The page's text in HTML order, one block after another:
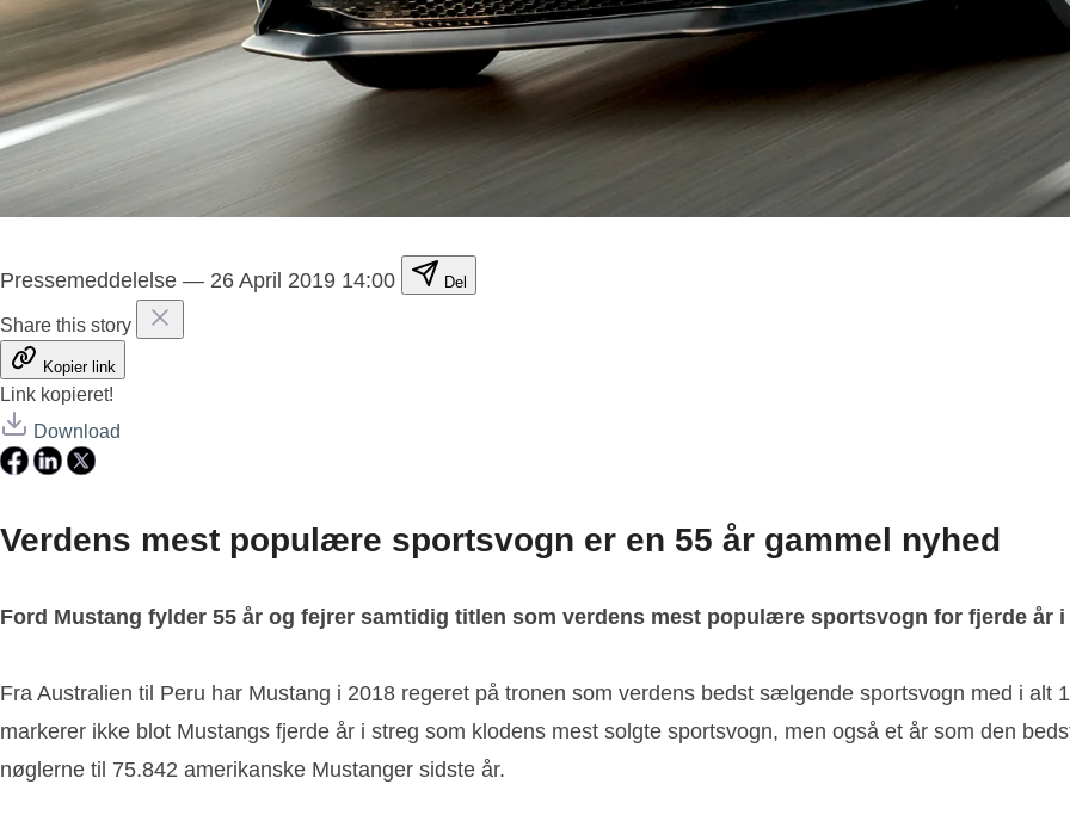
Pressemeddelelse — 26 April 2019 14:00 Del
Share this story
Kopier link
Link kopieret!
Download
Verdens mest populære sportsvogn er en 55 år gammel nyhed
Ford Mustang fylder 55 år og fejrer samtidig titlen som verdens mest populære sportsvogn for fjerde år
Fra Australien til Peru har Mustang i 2018 regeret på tronen som verdens bedst sælgende sportsvogn med i alt
markerer ikke blot Mustangs fjerde år i streg som klodens mest solgte sportsvogn, men også et år som den
nøglerne til 75.842 amerikanske Mustanger sidste år.